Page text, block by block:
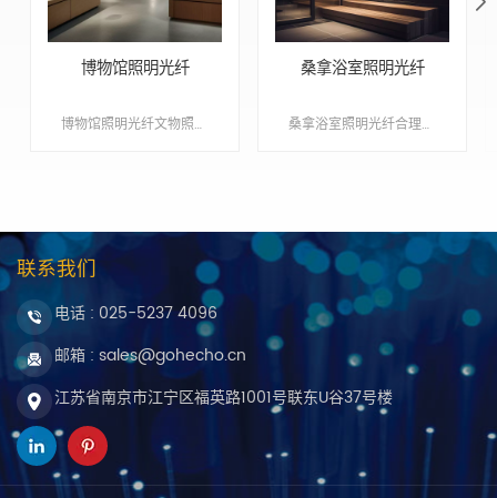
博物馆照明光纤
博物馆照明光纤文物照明系统可隔除光源产生的红外光和紫外光，抑制因红外光和紫外光对文物的破坏。 Min order:1 Payment:T/T, Western Union ShippingPort:Nanjing Original Region:Nanjing Lead Time:1 - 3 weeks
桑拿浴室照明光纤
桑拿浴室照明光纤合理应用光纤只导光不导电的性能,在高温潮湿的桑拿房中。 Min order:1 Payment:T/T, Western Union ShippingPort:Nanjing Original Region:Nanjing Lead Time:1 - 3 weeks
联系我们
电话 : 025-5237 4096
邮箱 : sales@gohecho.cn
江苏省南京市江宁区福英路1001号联东U谷37号楼